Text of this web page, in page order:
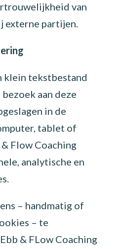
van
externe partijen.
klein tekstbestand
aan deze
in de
tablet of
Flow Coaching
analytische en
– handmatig of
– te
& FLow Coaching